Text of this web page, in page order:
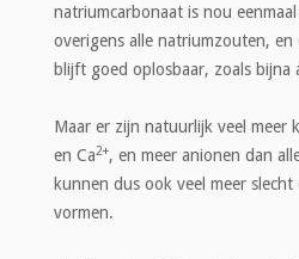
natriumcarbonaat is nou
overigens alle natriumzouten, en
blijft goed oplosbaar, zoals bijna
Maar er zijn natuurlijk veel meer
en Ca2+, en meer anionen dan
kunnen dus ook veel meer
vormen.